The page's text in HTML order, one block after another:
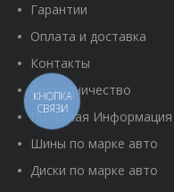
Гарантии
Оплата и доставка
Контакты
Сотрудничество
Полезная Информация
Шины по марке авто
Диски по марке авто
КНОПКА
СВЯЗИ